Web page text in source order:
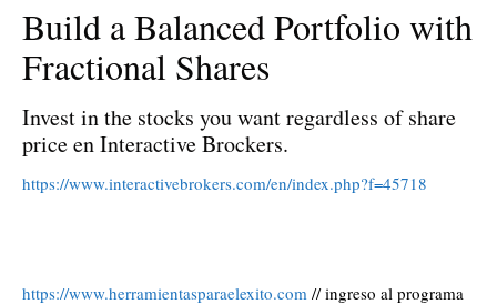
Build a Balanced Portfolio with
Fractional Shares
Invest in the stocks you want regardless of share
price en Interactive Brockers.
https://www.interactivebrokers.com/en/index.php?f=45718
https://www.herramientasparaelexito.com // ingreso al programa